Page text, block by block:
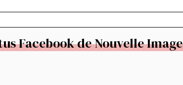
Facebook de Nouvelle Image